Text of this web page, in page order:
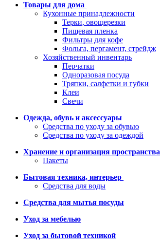
Товары для дома
Кухонные принадлежности
Терки, овощерезки
Пищевая пленка
Фильтры для кофе
Фольга, пергамент, стрейдж
Хозяйственный инвентарь
Перчатки
Одноразовая посуда
Тряпки, салфетки и губки
Клеи
Свечи
Одежда, обувь и аксессуары
Средства по уходу за обувью
Средства по уходу за одеждой
Хранение и организация пространства
Пакеты
Бытовая техника, интерьер
Средства для воды
Средства для мытья посуды
Уход за мебелью
Уход за бытовой техникой